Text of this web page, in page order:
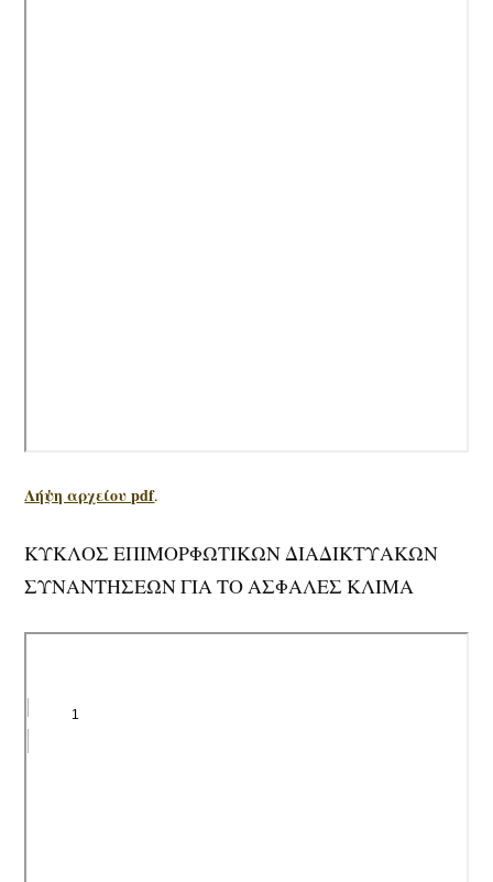
Λήψη αρχείου pdf.
ΚΥΚΛΟΣ ΕΠΙΜΟΡΦΩΤΙΚΩΝ ΔΙΑΔΙΚΤΥΑΚΩΝ
ΣΥΝΑΝΤΗΣΕΩΝ ΓΙΑ ΤΟ ΑΣΦΑΛΕΣ ΚΛΙΜΑ